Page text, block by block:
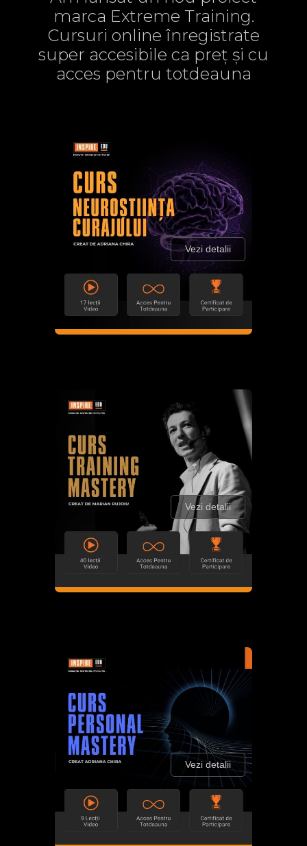
marca Extreme Training.
Cursuri online înregistrate
super accesibile ca preț și cu
acces pentru totdeauna
Vezi detalii
Vezi detalii
Vezi detalii